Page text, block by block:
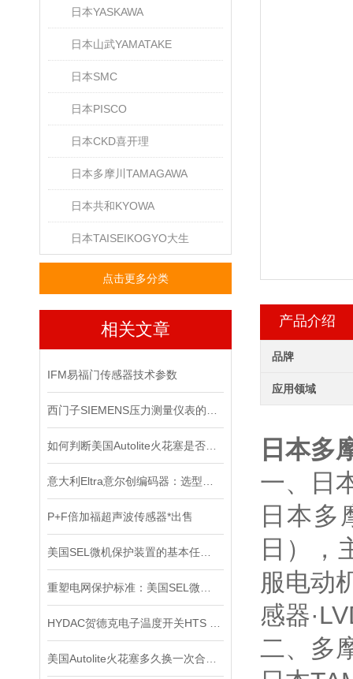
日本YASKAWA
日本山武YAMATAKE
日本SMC
日本PISCO
日本CKD喜开理
日本多摩川TAMAGAWA
日本共和KYOWA
日本TAISEIKOGYO大生
点击更多分类
相关文章
IFM易福门传感器技术参数
P+F倍加福超声波传感器*出售
产品介绍
品牌
应用领域
日本多
一、日
日本多
日），
服电动
感器
二、多